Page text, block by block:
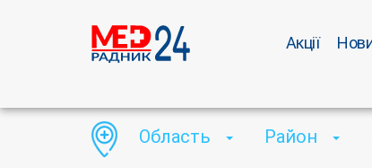
Акції
Область Район